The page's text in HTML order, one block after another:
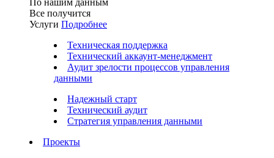
По нашим данным
Все получится
Услуги Подробнее
Техническая поддержка
Технический аккаунт-менеджмент
Аудит зрелости процессов управления
данными
Надежный старт
Технический аудит
Стратегия управления данными
Проекты